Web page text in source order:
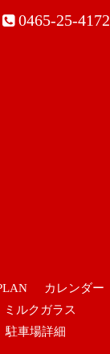
0465-25-4172
カレンダー
ミルクガラス
駐車場詳細